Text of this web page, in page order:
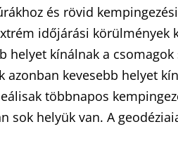
és rövid
időjárási körülmények
kínálnak a
kevesebb helyet
többnapos
helyük van. A